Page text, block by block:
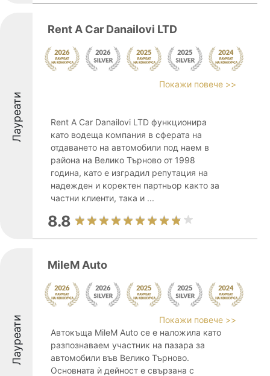
Лауреати
Rent A Car Danailovi LTD
Покажи повече >>
Rent A Car Danailovi LTD функционира
като водеща компания в сферата на
отдаването на автомобили под наем в
района на Велико Търново от 1998
година, като е изградил репутация на
надежден и коректен партньор както за
частни клиенти, така и ...
8.8
Лауреати
MileM Auto
Покажи повече >>
Автокъща MileM Auto се е наложила като
разпознаваем участник на пазара за
автомобили във Велико Търново.
Основната ѝ дейност е свързана с